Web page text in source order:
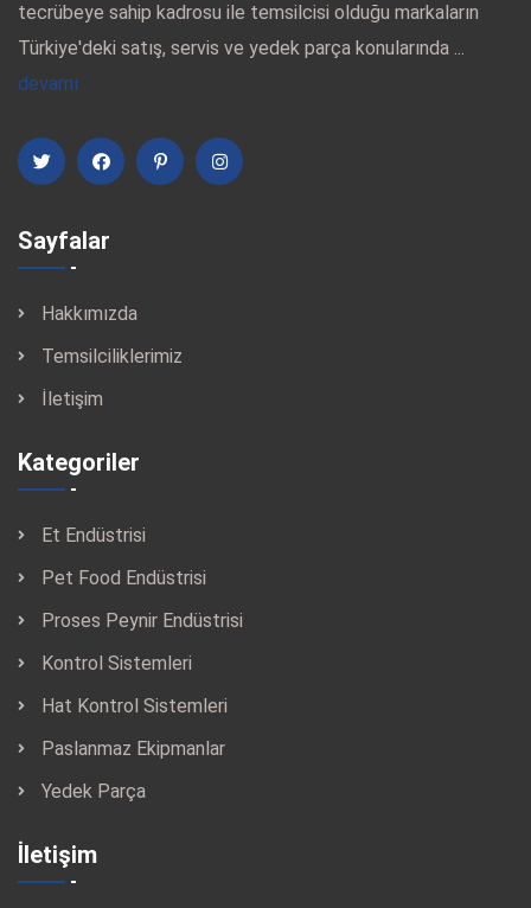
tecrübeye sahip kadrosu ile temsilcisi olduğu markaların
Türkiye'deki satış, servis ve yedek parça konularında ...
devamı
Sayfalar
Hakkımızda
Temsilciliklerimiz
İletişim
Kategoriler
Et Endüstrisi
Pet Food Endüstrisi
Proses Peynir Endüstrisi
Kontrol Sistemleri
Hat Kontrol Sistemleri
Paslanmaz Ekipmanlar
Yedek Parça
İletişim